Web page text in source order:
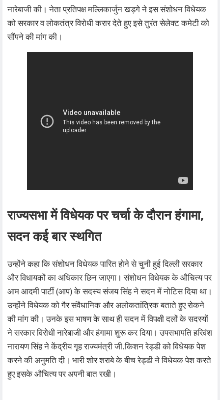
नारेबाजी की। नेता प्रतिपक्ष मल्लिकार्जुन खड़गे ने इस संशोधन विधेयक
को सरकार व लोकतंत्र विरोधी करार देते हुए इसे तुरंत सेलेक्ट कमेटी को
सौंपने की मांग की।
राज्यसभा में विधेयक पर चर्चा के दौरान हंगामा,
सदन कई बार स्थगित
उन्होंने कहा कि संशोधन विधेयक पारित होने से चुनी हुई दिल्ली सरकार
और विधायकों का अधिकार छिन जाएगा। संशोधन विधेयक के औचित्य पर
आम आदमी पार्टी (आप) के सदस्य संजय सिंह ने सदन में नोटिस दिया था।
उन्होंने विधेयक को गैर संवैधानिक और अलोकतांत्रिक बताते हुए रोकने
की मांग की। उनके इस भाषण के साथ ही सदन में विपक्षी दलों के सदस्यों
ने सरकार विरोधी नारेबाजी और हंगामा शुरू कर दिया। उपसभापति हरिवंश
नारायण सिंह ने केंद्रीय गृह राज्यमंत्री जी.किशन रेड्डी को विधेयक पेश
करने की अनुमति दी। भारी शोर शराबे के बीच रेड्डी ने विधेयक पेश करते
हुए इसके औचित्य पर अपनी बात रखी।